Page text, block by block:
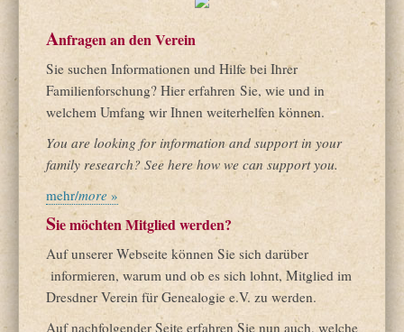
Anfragen an den Verein
Sie suchen Informationen und Hilfe bei Ihrer
Familienforschung? Hier erfahren Sie, wie und in
welchem Umfang wir Ihnen weiterhelfen können.
You are looking for information and support in your
family research? See here how we can support you.
mehr/more »
Sie möchten Mitglied werden?
Auf unserer Webseite können Sie sich darüber
informieren, warum und ob es sich lohnt, Mitglied im
Dresdner Verein für Genealogie e.V. zu werden.
Auf nachfolgender Seite erfahren Sie nun auch, welche